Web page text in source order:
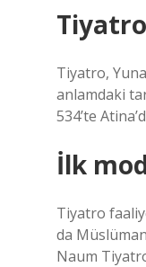
Tiyatro,
anlamdaki
534’te
İlk
Tiyatro
da
Naum